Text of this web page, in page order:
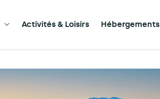
Activités & Loisirs Hébergements